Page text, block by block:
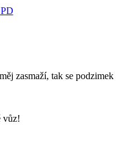
zasmaží, tak se podzimek
vůz!